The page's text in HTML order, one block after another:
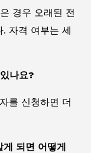
경우 오래된 전
자격 여부는 세
나요?
를 신청하면 더
되면 어떻게